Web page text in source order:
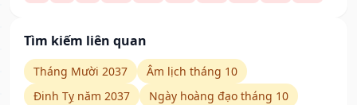
Tìm kiếm liên quan
Tháng Mười 2037
Âm lịch tháng 10
Đinh Tỵ năm 2037
Ngày hoàng đạo tháng 10